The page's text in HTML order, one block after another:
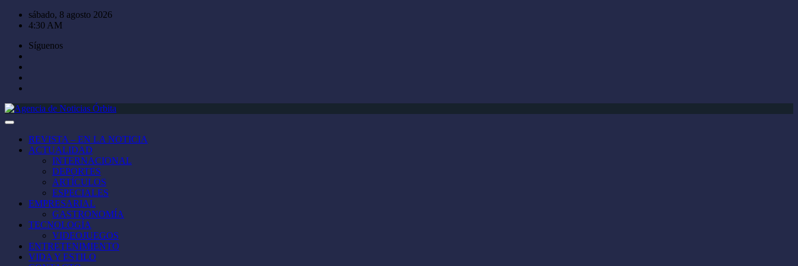
Saltar
sábado, 8 agosto 2026
4:30 AM
Síguenos
REVISTA – EN LA NOTICIA
ACTUALIDAD
INTERNACIONAL
DEPORTES
ARTÍCULOS
ESPECIALES
EMPRESARIAL
GASTRONOMÍA
TECNOLOGÍA
VIDEOJUEGOS
ENTRETENIMIENTO
VIDA Y ESTILO